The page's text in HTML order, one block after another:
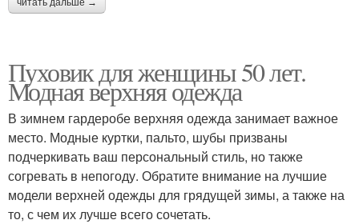
Пуховик для женщины 50 лет.
Модная верхняя одежда
В зимнем гардеробе верхняя одежда занимает важное
место. Модные куртки, пальто, шубы призваны
подчеркивать ваш персональный стиль, но также
согревать в непогоду. Обратите внимание на лучшие
модели верхней одежды для грядущей зимы, а также на
то, с чем их лучше всего сочетать.